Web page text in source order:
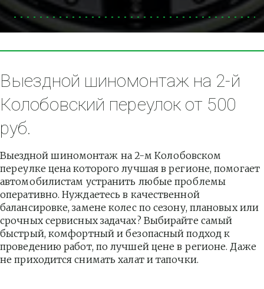
Выездной шиномонтаж на 2-й
Колобовский переулок от 500
руб.
Выездной шиномонтаж на 2-м Колобовском
переулке цена которого лучшая в регионе, помогает
автомобилистам устранить любые проблемы
оперативно. Нуждаетесь в качественной
балансировке, замене колес по сезону, плановых или
срочных сервисных задачах? Выбирайте самый
быстрый, комфортный и безопасный подход к
проведению работ, по лучшей цене в регионе. Даже
не приходится снимать халат и тапочки.